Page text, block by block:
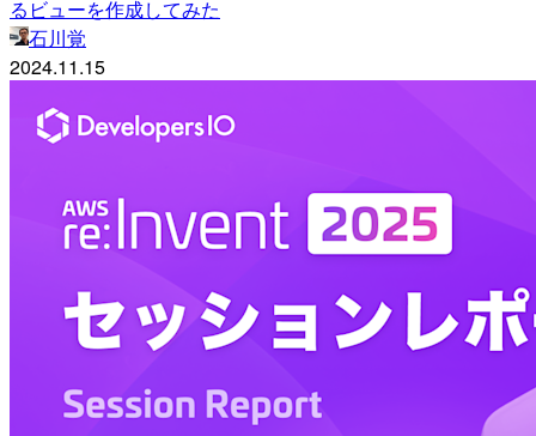
るビューを作成してみた
石川覚
2024.11.15